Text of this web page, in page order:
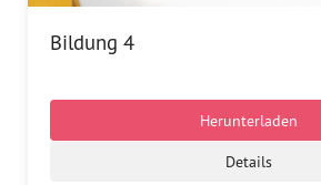
Bildung 4
Herunterladen
Details